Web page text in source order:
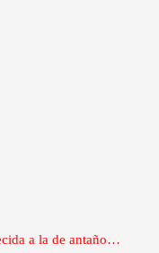
a la de antaño…